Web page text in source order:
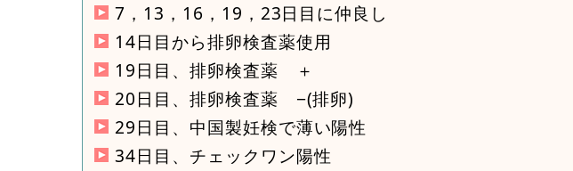
7，13，16，19，23日目に仲良し
14日目から排卵検査薬使用
19日目、排卵検査薬 ＋
20日目、排卵検査薬 −(排卵)
29日目、中国製妊検で薄い陽性
34日目、チェックワン陽性